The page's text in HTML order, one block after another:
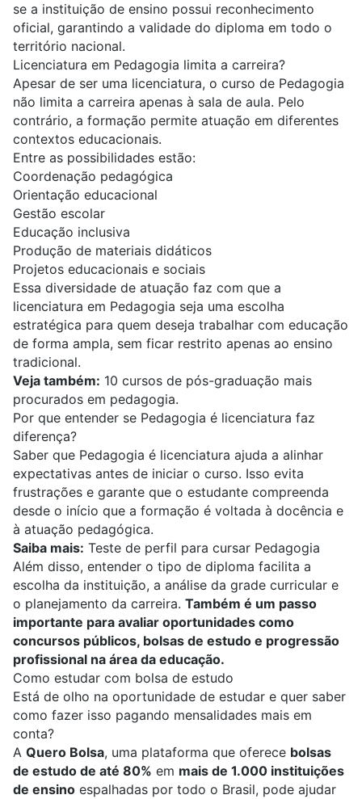
se a instituição de ensino possui reconhecimento
oficial, garantindo a validade do diploma em todo o
território nacional.
Licenciatura em Pedagogia limita a carreira?
Apesar de ser uma licenciatura, o curso de Pedagogia
não limita a carreira apenas à sala de aula. Pelo
contrário, a formação permite atuação em diferentes
contextos educacionais.
Entre as possibilidades estão:
Coordenação pedagógica
Orientação educacional
Gestão escolar
Educação inclusiva
Produção de materiais didáticos
Projetos educacionais e sociais
Essa diversidade de atuação faz com que a
licenciatura em Pedagogia seja uma escolha
estratégica para quem deseja trabalhar com educação
de forma ampla, sem ficar restrito apenas ao ensino
tradicional.
Veja também: 10 cursos de pós-graduação mais
procurados em pedagogia.
Por que entender se Pedagogia é licenciatura faz
diferença?
Saber que Pedagogia é licenciatura ajuda a alinhar
expectativas antes de iniciar o curso. Isso evita
frustrações e garante que o estudante compreenda
desde o início que a formação é voltada à docência e
à atuação pedagógica.
Saiba mais: Teste de perfil para cursar Pedagogia
Além disso, entender o tipo de diploma facilita a
escolha da instituição, a análise da grade curricular e
o planejamento da carreira. Também é um passo
importante para avaliar oportunidades como
concursos públicos, bolsas de estudo e progressão
profissional na área da educação.
Como estudar com bolsa de estudo
Está de olho na oportunidade de estudar e quer saber
como fazer isso pagando mensalidades mais em
conta?
A Quero Bolsa, uma plataforma que oferece bolsas
de estudo de até 80% em mais de 1.000 instituições
de ensino espalhadas por todo o Brasil, pode ajudar